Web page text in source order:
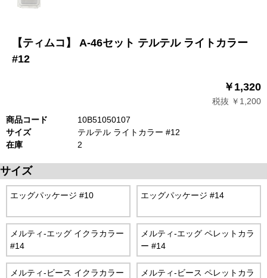
【ティムコ】 A-46セット テルテル ライトカラー
#12
￥1,320
税抜 ￥1,200
商品コード
10B51050107
サイズ
テルテル ライトカラー #12
在庫
2
サイズ
エッグパッケージ #10 エッグパッケージ #14
メルティ-エッグ イクラカラー
#14
メルティ-エッグ ペレットカラ
ー #14
メルティ-ビース イクラカラー
メルティ-ビース ペレットカラ